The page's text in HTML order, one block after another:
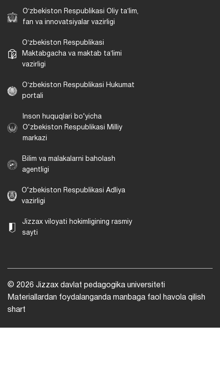
Oʻzbekiston Respublikasi Oliy taʼlim,
fan va innovatsiyalar vazirligi
Oʻzbekiston Respublikasi
Maktabgacha va maktab taʼlimi
vazirligi
Oʻzbekiston Respublikasi Hukumat
portali
Inson huquqlari bo‘yicha
O‘zbekiston Respublikasi Milliy
markazi
Bilim va malakalarni baholash
agentligi
O‘zbekiston Respublikasi Adliya
vazirligi
Jizzax viloyati hokimligining rasmiy
sayti
© 2026 Jizzax davlat pedagogika universiteti
Materiallardan foydalanganda manbaga faol havola qilish
shart